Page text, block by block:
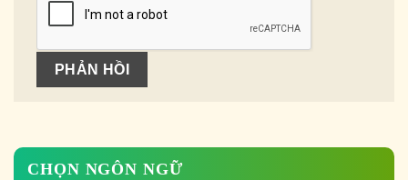
CHỌN NGÔN NGỮ